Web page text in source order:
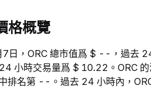
格概覽
日，ORC 總市值爲 $ --，過去
小時交易量爲 $ 10.22。ORC
排名第 --。過去 24 小時內，